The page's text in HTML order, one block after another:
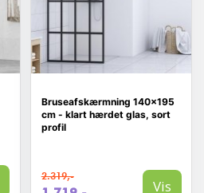
Bruseafskærmning 140×195
cm - klart hærdet glas, sort
profil
2.319,-
Vis